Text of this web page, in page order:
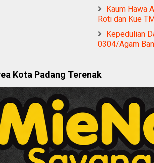
Kaum Hawa
Roti dan Kue
Kepedulian
0304/Agam
Kota Padang Terenak